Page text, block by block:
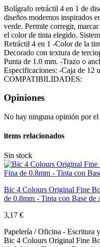
Bolígrafo retráctil 4 en 1 de
diseños modernos inspirados
verde. Permite corregir,
el color de tinta elegido.
Retráctil 4 en 1 -Color de la
Decorado con textura de
Punta de 1.0 mm. -Trazo o
Especificaciones: -Caja de 12
COMPATIBILIDADES:
Opiniones
No hay ninguna opinión por el
items relacionados
Sin stock
Bic 4 Colours Original Fine
de 0.8mm - Tinta con Base de
3,17 €
Papelería / Oficina - Escritura
Bic 4 Colours Original Fine